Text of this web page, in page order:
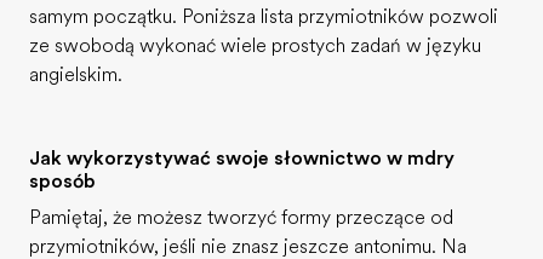
Kariera
samym początku. Poniższa lista przymiotników pozwoli
ze swobodą wykonać wiele prostych zadań w języku
angielskim.
Jak wykorzystywać swoje słownictwo w mądry
sposób
Pamiętaj, że możesz tworzyć formy przeczące od
przymiotników, jeśli nie znasz jeszcze antonimu. Na